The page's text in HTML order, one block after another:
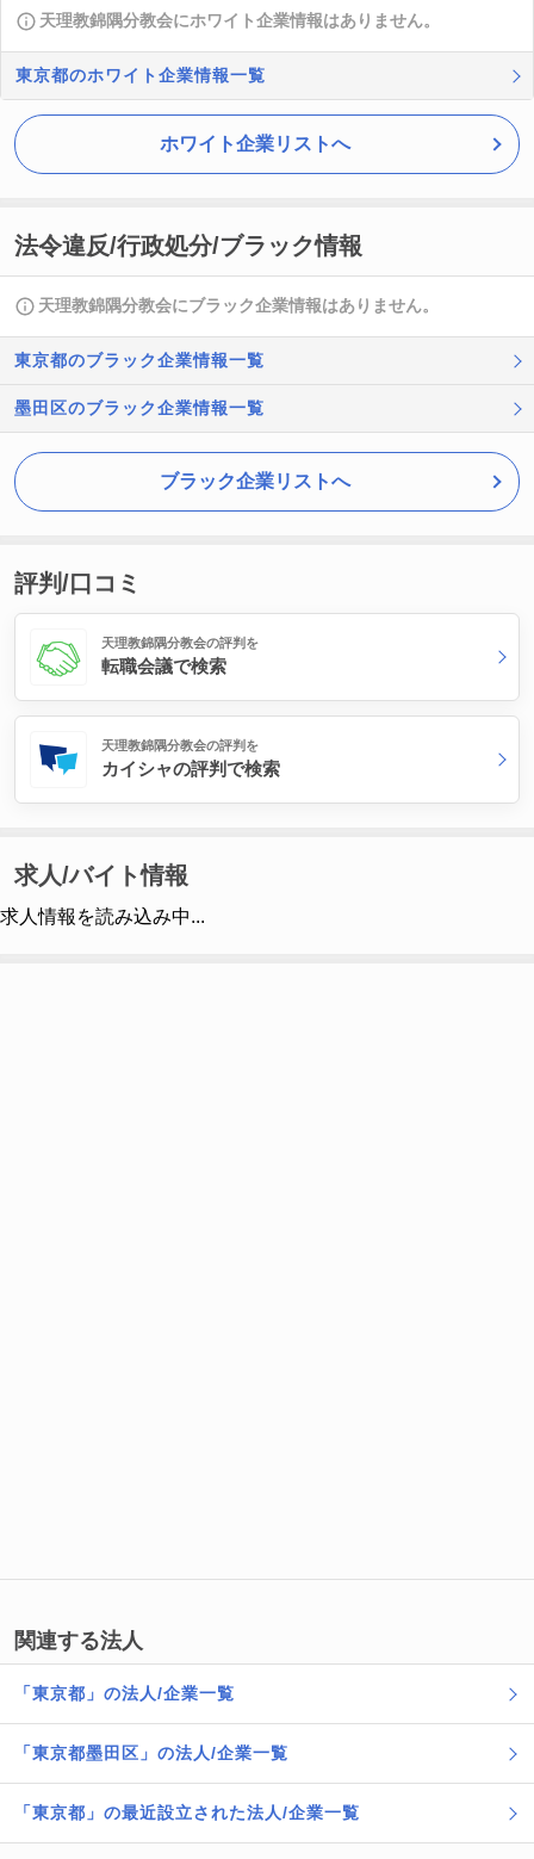
天理教錦隅分教会にホワイト企業情報はありません。
東京都のホワイト企業情報一覧
ホワイト企業リストへ
法令違反/行政処分/ブラック情報
天理教錦隅分教会にブラック企業情報はありません。
東京都のブラック企業情報一覧
墨田区のブラック企業情報一覧
ブラック企業リストへ
評判/口コミ
天理教錦隅分教会の評判を
転職会議で検索
天理教錦隅分教会の評判を
カイシャの評判で検索
求人/バイト情報
求人情報を読み込み中...
関連する法人
「東京都」の法人/企業一覧
「東京都墨田区」の法人/企業一覧
「東京都」の最近設立された法人/企業一覧